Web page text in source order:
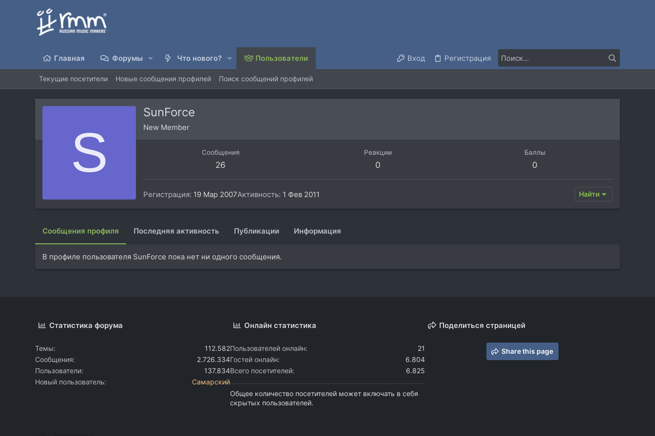
Главная Форумы Что нового? Пользователи Вход Регистрация
Текущие посетители Новые сообщения профилей Поиск сообщений профилей
S
SunForce
New Member
Сообщения
26
Реакции
0
Баллы
0
Регистрация 19 Мар 2007Активность 1 Фев 2011 Найти
Сообщения профиля Последняя активность Публикации Информация
В профиле пользователя SunForce пока нет ни одного сообщения.
Статистика форума
Темы
112.582
Сообщения
2.726.334
Пользователи
137.834
Новый пользователь
Самарский
Онлайн статистика
Пользователей онлайн
21
Гостей онлайн
6.804
Всего посетителей
6.825
Общее количество посетителей может включать в себя
скрытых пользователей.
Поделиться страницей
Share this page